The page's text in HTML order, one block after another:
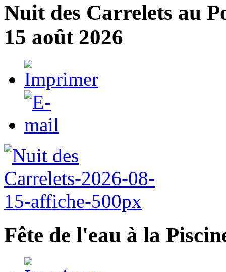
Nuit des Carrelets au
15 août 2026
Fête de l'eau à la